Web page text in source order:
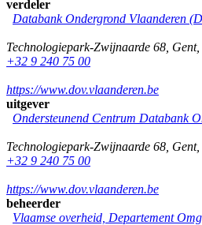
verdeler
Databank Ondergrond Vlaanderen
Technologiepark-Zwijnaarde 68 Gent,
+32 9 240 75 00
https://www.dov.vlaanderen.be
uitgever
Ondersteunend Centrum Databank
Technologiepark-Zwijnaarde 68 Gent,
+32 9 240 75 00
https://www.dov.vlaanderen.be
beheerder
Vlaamse overheid, Departement